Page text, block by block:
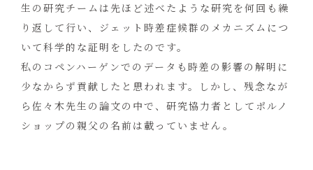
生の研究チームは先ほど述べたような研究を何回も繰
り返して行い、ジェット時差症候群のメカニズムにつ
いて科学的な証明をしたのです。
私のコペンハーゲンでのデータも時差の影響の解明に
少なからず貢献したと思われます。しかし、残念なが
ら佐々木先生の論文の中で、研究協力者としてポルノ
ショップの親父の名前は載っていません。